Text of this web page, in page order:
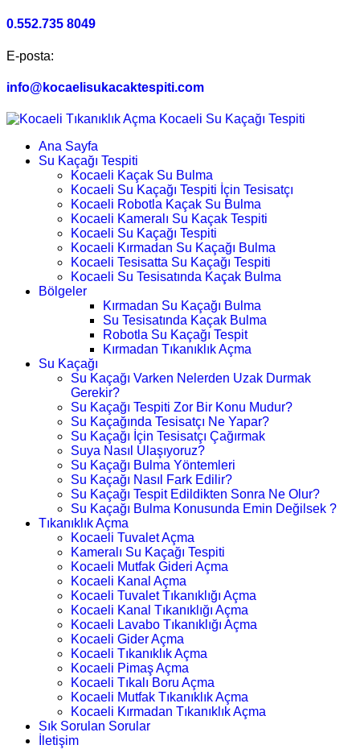
0.552.735 8049
E-posta:
info@kocaelisukacaktespiti.com
Ana Sayfa
Su Kaçağı Tespiti
Kocaeli Kaçak Su Bulma
Kocaeli Su Kaçağı Tespiti İçin Tesisatçı
Kocaeli Robotla Kaçak Su Bulma
Kocaeli Kameralı Su Kaçak Tespiti
Kocaeli Su Kaçağı Tespiti
Kocaeli Kırmadan Su Kaçağı Bulma
Kocaeli Tesisatta Su Kaçağı Tespiti
Kocaeli Su Tesisatında Kaçak Bulma
Bölgeler
Kırmadan Su Kaçağı Bulma
Su Tesisatında Kaçak Bulma
Robotla Su Kaçağı Tespit
Kırmadan Tıkanıklık Açma
Su Kaçağı
Su Kaçağı Varken Nelerden Uzak Durmak
Gerekir?
Su Kaçağı Tespiti Zor Bir Konu Mudur?
Su Kaçağında Tesisatçı Ne Yapar?
Su Kaçağı İçin Tesisatçı Çağırmak
Suya Nasıl Ulaşıyoruz?
Su Kaçağı Bulma Yöntemleri
Su Kaçağı Nasıl Fark Edilir?
Su Kaçağı Tespit Edildikten Sonra Ne Olur?
Su Kaçağı Bulma Konusunda Emin Değilsek ?
Tıkanıklık Açma
Kocaeli Tuvalet Açma
Kameralı Su Kaçağı Tespiti
Kocaeli Mutfak Gideri Açma
Kocaeli Kanal Açma
Kocaeli Tuvalet Tıkanıklığı Açma
Kocaeli Kanal Tıkanıklığı Açma
Kocaeli Lavabo Tıkanıklığı Açma
Kocaeli Gider Açma
Kocaeli Tıkanıklık Açma
Kocaeli Pimaş Açma
Kocaeli Tıkalı Boru Açma
Kocaeli Mutfak Tıkanıklık Açma
Kocaeli Kırmadan Tıkanıklık Açma
Sık Sorulan Sorular
İletişim